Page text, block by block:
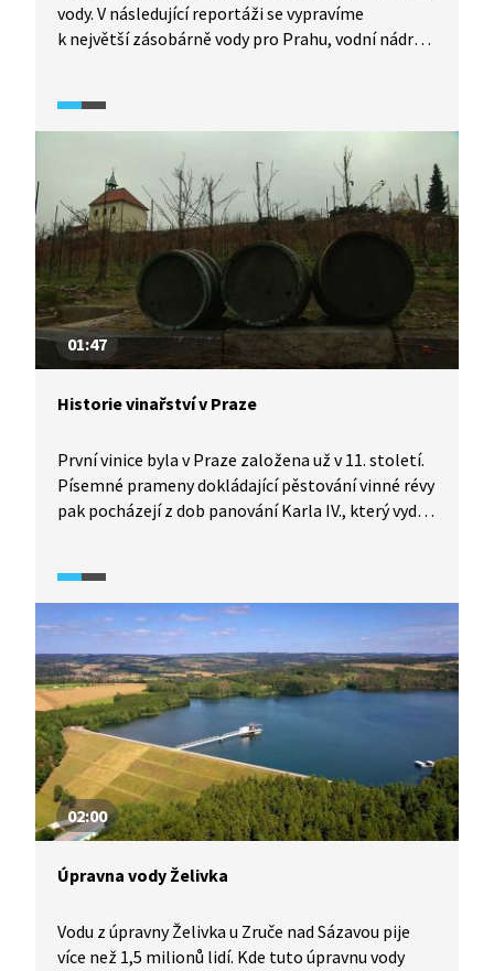
vody. V následující reportáži se vypravíme
k největší zásobárně vody pro Prahu, vodní nádrži
a procesech, kterými se pitná voda upravuje.
01:47
Historie vinařství v Praze
První vinice byla v Praze založena už v 11. století.
Písemné prameny dokládající pěstování vinné révy
pak pocházejí z dob panování Karla IV., který vydal
okolnosti. Dnes už se Praze sice nepřezdívá
„město vína“, ale vinice v ní stále nalezneme.
02:00
Úpravna vody Želivka
Vodu z úpravny Želivka u Zruče nad Sázavou pije
více než 1,5 milionů lidí. Kde tuto úpravnu vody